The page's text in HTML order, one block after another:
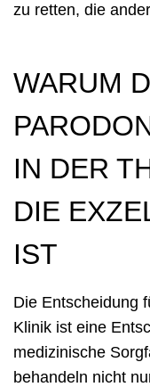
zu retten, die
WARUM
IN DER
DIE
IST
Die Entscheidung
Klinik ist eine
medizinische
behandeln nicht